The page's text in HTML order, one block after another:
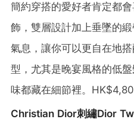
簡約穿搭的愛好者肯定都
飾，雙層設計加上垂墜的
氣息，讓你可以更自在地
型，尤其是晚宴風格的低
味都藏在細節裡。
Christian Dior刺繡Dior